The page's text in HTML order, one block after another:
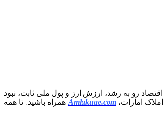
رو به رشد، ارزش ارز و پول ملی ثابت، نبود
امارات،Amlakuae.com همراه باشید، تا همه